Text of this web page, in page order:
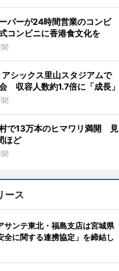
パーが24時間営業のコンビ
コンビニに香港食文化を
シックス里山スタジアムで
収容人数約1.7倍に「成長」
で13万本のヒマワリ満開 見
ほど
ース
サンテ東北・福島支店は宮城県
全に関する連携協定」を締結し